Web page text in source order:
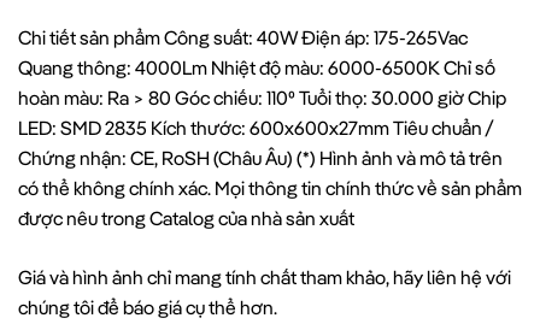
Chi tiết sản phẩm Công suất: 40W Điện áp: 175-265Vac
Quang thông: 4000Lm Nhiệt độ màu: 6000-6500K Chỉ số
hoàn màu: Ra > 80 Góc chiếu: 110⁰ Tuổi thọ: 30.000 giờ Chip
LED: SMD 2835 Kích thước: 600x600x27mm Tiêu chuẩn /
Chứng nhận: CE, RoSH (Châu Âu) (*) Hình ảnh và mô tả trên
có thể không chính xác. Mọi thông tin chính thức về sản phẩm
được nêu trong Catalog của nhà sản xuất
Giá và hình ảnh chỉ mang tính chất tham khảo, hãy liên hệ với
chúng tôi để báo giá cụ thể hơn.